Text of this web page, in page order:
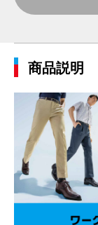
商品説明